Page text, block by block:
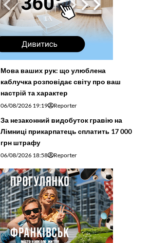
Мова ваших рук: що улюблена
каблучка розповідає світу про ваш
настрій та характер
06/08/2026 19:19 Reporter
За незаконний видобуток гравію на
Лімниці прикарпатець сплатить 17 000
грн штрафу
06/08/2026 18:58 Reporter